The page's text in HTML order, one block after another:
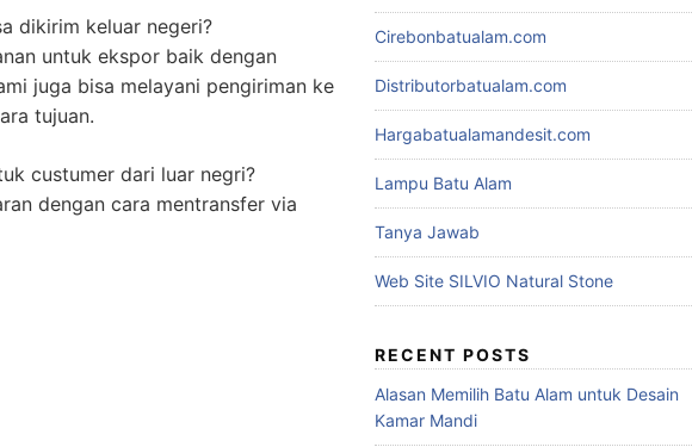
dikirim keluar negeri?
untuk ekspor baik dengan
juga bisa melayani pengiriman ke
tujuan.
custumer dari luar negri?
dengan cara mentransfer via
Cirebonbatualam.com
Distributorbatualam.com
Hargabatualamandesit.com
Lampu Batu Alam
Tanya Jawab
Web Site SILVIO Natural Stone
RECENT POSTS
Alasan Memilih Batu Alam untuk Desain
Kamar Mandi